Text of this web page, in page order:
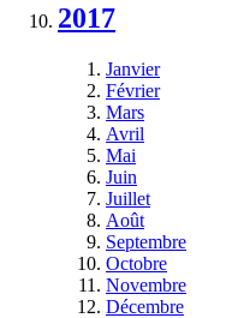
2017
Janvier
Février
Mars
Avril
Mai
Juin
Juillet
Août
Septembre
Octobre
Novembre
Décembre